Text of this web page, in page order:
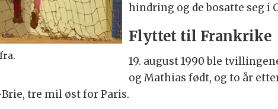
hindring og de bosatte seg i
Flyttet til Frankrike
19. august 1990 ble
og Mathias født, og to år
tre mil øst for Paris.